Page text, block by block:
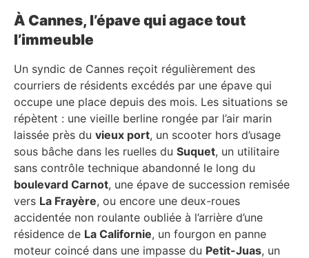
À Cannes, l’épave qui agace tout
l’immeuble
Un syndic de Cannes reçoit régulièrement des
courriers de résidents excédés par une épave qui
occupe une place depuis des mois. Les situations se
répètent : une vieille berline rongée par l’air marin
laissée près du vieux port, un scooter hors d’usage
sous bâche dans les ruelles du Suquet, un utilitaire
sans contrôle technique abandonné le long du
boulevard Carnot, une épave de succession remisée
vers La Frayère, ou encore une deux-roues
accidentée non roulante oubliée à l’arrière d’une
résidence de La Californie, un fourgon en panne
moteur coincé dans une impasse du Petit-Juas, un